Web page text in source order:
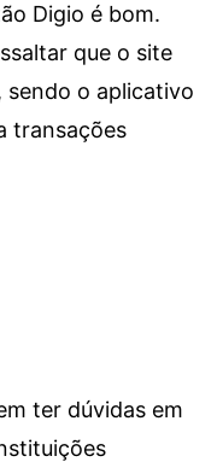
Digio é bom.
que o site
o aplicativo
transações
ter dúvidas em